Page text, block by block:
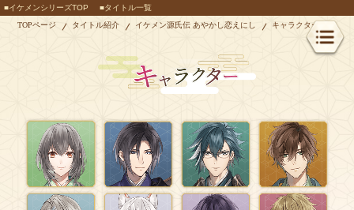
■イケメンシリーズTOP
■タイトル一覧
TOPページ
タイトル紹介 イケメン源氏伝 あやかし恋えにし キャラクター一覧